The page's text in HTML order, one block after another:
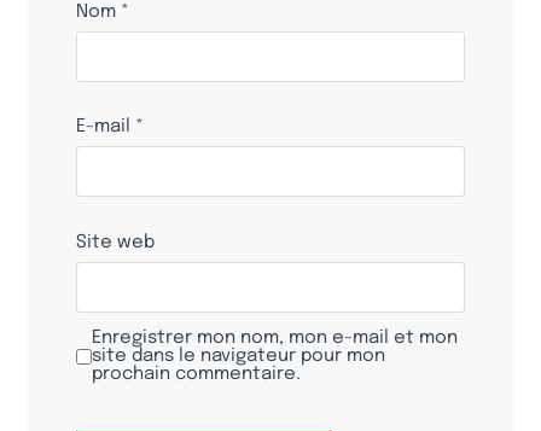
Nom *
E-mail *
Site web
Enregistrer mon nom, mon e-mail et mon
site dans le navigateur pour mon
prochain commentaire.